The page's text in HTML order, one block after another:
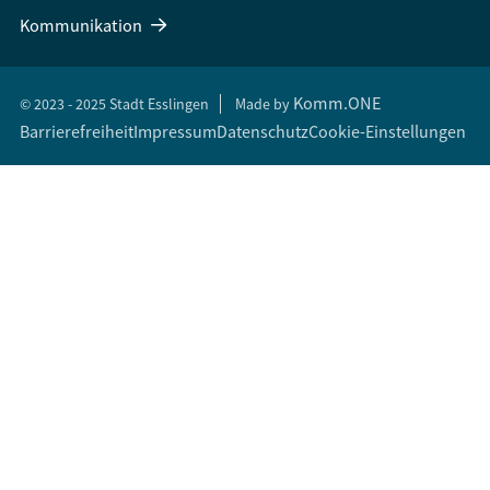
Kommunikation
© 2023 - 2025 Stadt Esslingen Made by Komm.ONE
BarrierefreiheitImpressumDatenschutzCookie-Einstellungen